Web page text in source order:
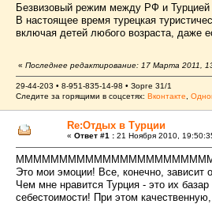
Безвизовый режим между РФ и Турцией
В настоящее время турецкая
включая детей любого возраста, даже
« Последнее редактирование: 17 Марта 2011,
29-44-203 • 8-951-835-14-98 • Зорге 31/1
Следите за горящими в соцсетях: Вконтакте
Re:Отдых в Турции
« Ответ #1 : 21 Ноября 2010,
Это мои эмоции! Все, конечно, зависит
Чем мне нравится Турция - это их
себестоимости! При этом